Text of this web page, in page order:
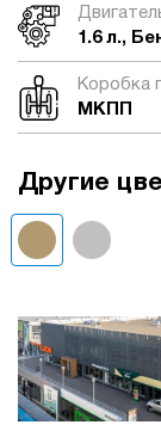
1.6 л.,
Коробка
МКПП
Другие